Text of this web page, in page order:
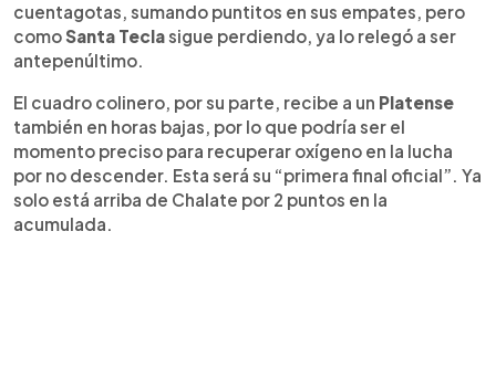
cuentagotas, sumando puntitos en sus empates, pero
comoSanta Teclasigue perdiendo, ya lo relegó a ser
antepenúltimo.
El cuadro colinero, por su parte, recibe a un Platense
también en horas bajas, por lo que podría ser el
momento preciso para recuperar oxígeno en la lucha
por no descender. Esta será su “primera final oficial”. Ya
solo está arriba de Chalate por 2 puntos en la
acumulada.